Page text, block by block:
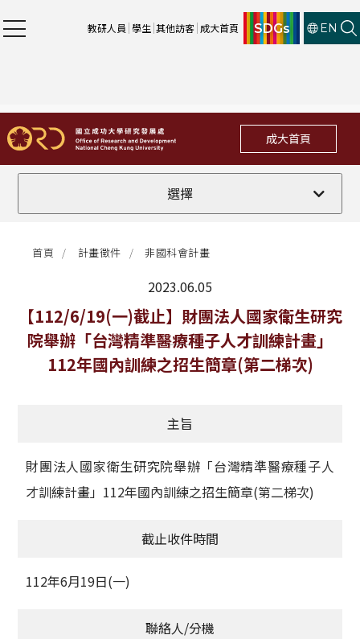
教研人員 學生 其他訪客 成大首頁 SDGs EN
成大首頁
選擇
全部
法規修訂
補助獎項
活動訊息
學術榮譽
其他
活動花絮
首頁 計畫徵件 非國科會計畫
2023.06.05
最新消息
【112/6/19(一)截止】財團法人國家衛生研究
院舉辦「台灣精準醫療種子人才訓練計畫」
112年國內訓練之招生簡章(第二梯次)
主旨
財團法人國家衛生研究院舉辦「台灣精準醫療種子人
才訓練計畫」112年國內訓練之招生簡章(第二梯次)
截止收件時間
112年6月19日(一)
聯絡人/分機